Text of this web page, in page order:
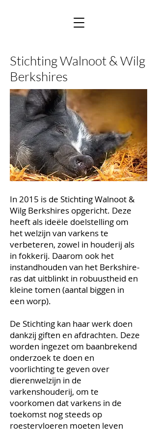
Stichting Walnoot & Wilg
Berkshires
In 2015 is de Stichting Walnoot &
Wilg Berkshires opgericht. Deze
heeft als ideële doelstelling om
het welzijn van varkens te
verbeteren, zowel in houderij als
in fokkerij. Daarom ook het
instandhouden van het Berkshire-
ras dat uitblinkt in robuustheid en
kleine tomen (aantal biggen in
een worp).
De Stichting kan haar werk doen
dankzij giften en afdrachten. Deze
worden ingezet om baanbrekend
onderzoek te doen en
voorlichting te geven over
dierenwelzijn in de
varkenshouderij, om te
voorkomen dat varkens in de
toekomst nog steeds op
roestervloeren moeten leven